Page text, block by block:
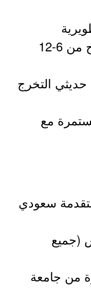
للمتدربين خلال مدة تتراوح من 6-12
التخرج
مع
سعودي
(جميع
من جامعة